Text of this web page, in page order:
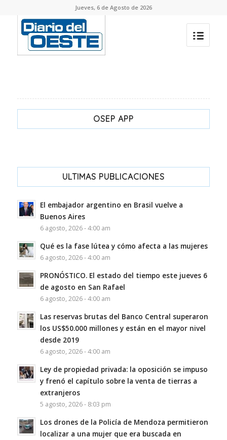
Jueves, 6 de Agosto de 2026
OSEP APP
ULTIMAS PUBLICACIONES
El embajador argentino en Brasil vuelve a
Buenos Aires
6 agosto, 2026 - 4:00 am
Qué es la fase lútea y cómo afecta a las mujeres
6 agosto, 2026 - 4:00 am
PRONÓSTICO. El estado del tiempo este jueves 6
de agosto en San Rafael
6 agosto, 2026 - 4:00 am
Las reservas brutas del Banco Central superaron
los US$50.000 millones y están en el mayor nivel
desde 2019
6 agosto, 2026 - 4:00 am
Ley de propiedad privada: la oposición se impuso
y frenó el capítulo sobre la venta de tierras a
extranjeros
5 agosto, 2026 - 8:03 pm
Los drones de la Policía de Mendoza permitieron
localizar a una mujer que era buscada en